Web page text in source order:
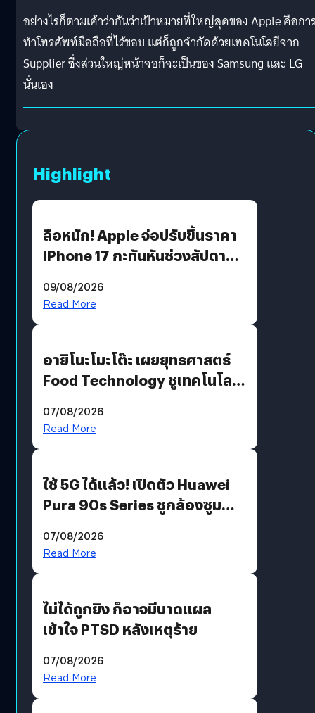
อย่างไรก็ตามเค้าว่ากันว่าเป้าหมายที่ใหญ่สุดของ Apple คือกา
ทำโทรศัพท์มือถือที่ไร้ขอบ แต่ก็ถูกจำกัดด้วยเทคโนโลยีจาก
Supplier ซึ่งส่วนใหญ่หน้าจอก็จะเป็นของ Samsung และ LG
นั่นเอง
Highlight
ลือหนัก! Apple จ่อปรับขึ้นราคา
iPhone 17 กะทันหันช่วงสัปดาห์ที่
09/08/2026
Read More
อายิโนะโมะโต๊ะ เผยยุทธศาสตร์
Food Technology ชูเทคโนโลยี
บริโภคและ B2B
07/08/2026
Read More
ใช้ 5G ได้แล้ว! เปิดตัว Huawei
Pura 90s Series ชูกล้องซูม
07/08/2026
Read More
ไม่ได้ถูกยิง ก็อาจมีบาดแผล
เข้าใจ PTSD หลังเหตุร้าย
07/08/2026
Read More